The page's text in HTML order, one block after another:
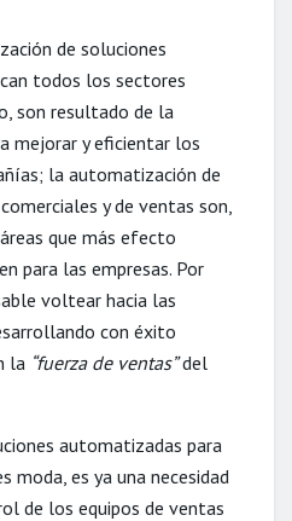
de soluciones
todos los sectores
son resultado de la
mejorar y eficientar los
la automatización de
y de ventas son,
que más efecto
para las empresas. Por
voltear hacia las
con éxito
la “fuerza de ventas”del
automatizadas para
moda, es ya una necesidad
de los equipos de ventas